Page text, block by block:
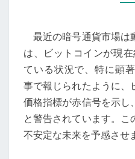
最近の暗号通貨市場は
は、ビットコインが現在
ている状況で、特に顕
事で報じられたように、
価格指標が赤信号を示し
と警告されています。こ
不安定な未来を予感させ